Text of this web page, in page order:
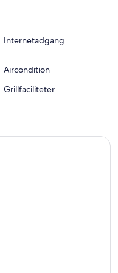
Internetadgang
Aircondition
Grillfaciliteter